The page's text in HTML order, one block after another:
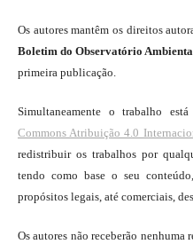
Os autores mantêm os direitos
Boletim do Observatório
primeira publicação.
Simultaneamente o trabalho
Commons Atribuição 4.0
redistribuir os trabalhos por
tendo como base o seu
propósitos legais, até comerciais,
Os autores não receberão